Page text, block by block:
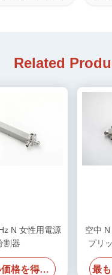
Related
N 女性用電源
割器
最もよい価格を得なさい
空中
プリ